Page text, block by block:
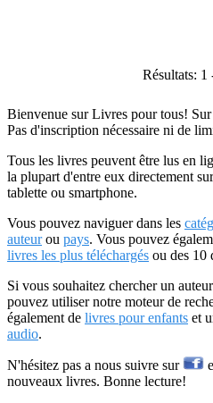
Résultats: 1
Bienvenue sur Livres pour tous!
Pas d'inscription nécessaire ni de
Tous les livres peuvent être lus en
la plupart d'entre eux directement
tablette ou smartphone.
Vous pouvez naviguer dans les
auteurou pays. Vous pouvez
livres les plus téléchargés ou des 10
Si vous souhaitez chercher un
pouvez utiliser notre moteur de
également de livres pour enfants et
audio.
N'hésitez pas a nous suivre sur
nouveaux livres. Bonne lecture!